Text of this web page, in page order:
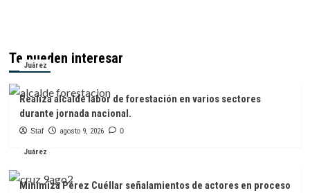
Te pueden interesar
Juárez
Realiza alcalde labor de forestación en varios sectores
durante jornada nacional.
Staf agosto 9, 2026 0
Juárez
Minimiza Pérez Cuéllar señalamientos de actores en proceso